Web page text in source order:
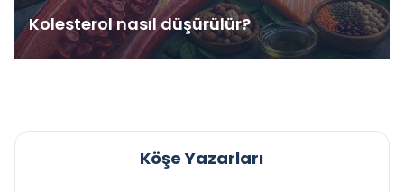
Kolesterol nasıl düşürülür?
Köşe Yazarları